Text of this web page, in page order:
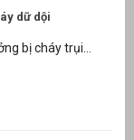
dữ dội
bị cháy trụi...